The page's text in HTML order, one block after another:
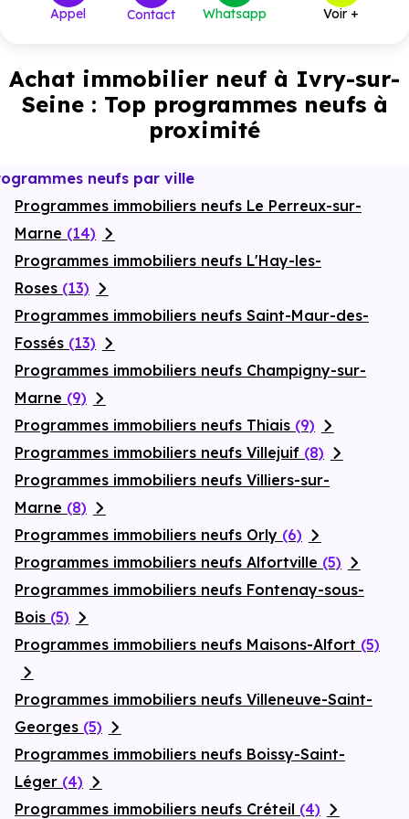
à partir de 592 000 €
Appel Contact Whatsapp Voir +
Achat immobilier neuf à Ivry-sur-
Seine : Top programmes neufs à
proximité
neufs par ville
Programmes immobiliers neufs Le Perreux-sur-
Marne (14)
Programmes immobiliers neufs L'Hay-les-
Roses (13)
Programmes immobiliers neufs Saint-Maur-des-
Fossés (13)
Programmes immobiliers neufs Champigny-sur-
Marne (9)
Programmes immobiliers neufs Thiais (9)
Programmes immobiliers neufs Villejuif (8)
Programmes immobiliers neufs Villiers-sur-
Marne (8)
Programmes immobiliers neufs Orly (6)
Programmes immobiliers neufs Alfortville (5)
Programmes immobiliers neufs Fontenay-sous-
Bois (5)
Programmes immobiliers neufs Maisons-Alfort (5)
Programmes immobiliers neufs Villeneuve-Saint-
Georges (5)
Programmes immobiliers neufs Boissy-Saint-
Léger (4)
Programmes immobiliers neufs Créteil (4)